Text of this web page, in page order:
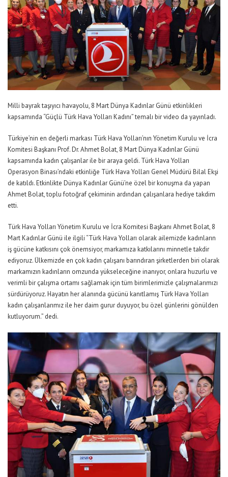
Milli bayrak taşıyıcı havayolu, 8 Mart Dünya Kadınlar Günü etkinlikleri
kapsamında “Güçlü Türk Hava Yolları Kadını” temalı bir video da yayınladı.
Türkiye’nin en değerli markası Türk Hava Yolları’nın Yönetim Kurulu ve İcra
Komitesi Başkanı Prof. Dr. Ahmet Bolat, 8 Mart Dünya Kadınlar Günü
kapsamında kadın çalışanlar ile bir araya geldi. Türk Hava Yolları
Operasyon Binası’ndaki etkinliğe Türk Hava Yolları Genel Müdürü Bilal Ekşi
de katıldı. Etkinlikte Dünya Kadınlar Günü’ne özel bir konuşma da yapan
Ahmet Bolat, toplu fotoğraf çekiminin ardından çalışanlara hediye takdim
etti.
Türk Hava Yolları Yönetim Kurulu ve İcra Komitesi Başkanı Ahmet Bolat, 8
Mart Kadınlar Günü ile ilgili “Türk Hava Yolları olarak ailemizde kadınların
iş gücüne katkısını çok önemsiyor, markamıza katkılarını minnetle takdir
ediyoruz. Ülkemizde en çok kadın çalışanı barındıran şirketlerden biri olarak
markamızın kadınların omzunda yükseleceğine inanıyor, onlara huzurlu ve
verimli bir çalışma ortamı sağlamak için tüm birimlerimizle çalışmalarımızı
sürdürüyoruz. Hayatın her alanında gücünü kanıtlamış Türk Hava Yolları
kadın çalışanlarımız ile her daim gurur duyuyor, bu özel günlerini gönülden
kutluyorum.” dedi.